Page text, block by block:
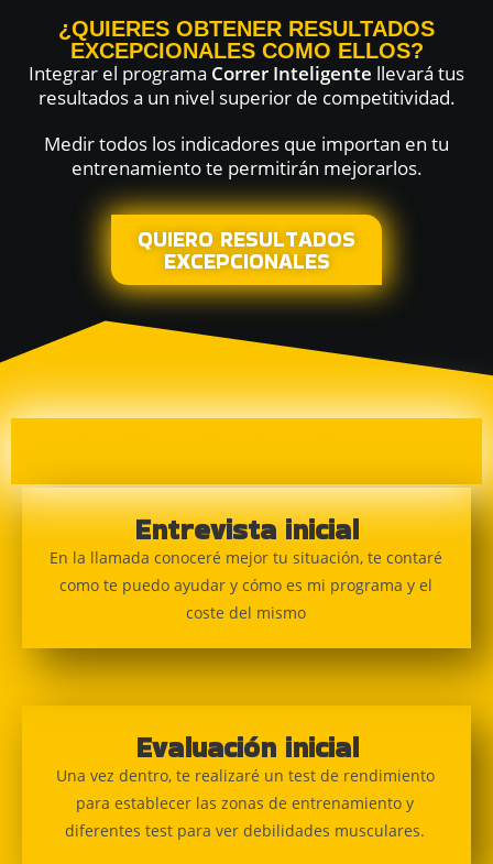
¿QUIERES OBTENER RESULTADOS
EXCEPCIONALES COMO ELLOS?
Integrar el programa Correr Inteligente llevará tus
resultados a un nivel superior de competitividad.
Medir todos los indicadores que importan en tu
entrenamiento te permitirán mejorarlos.
QUIERO RESULTADOS
EXCEPCIONALES
Entrevista inicial
En la llamada conoceré mejor tu situación, te contaré
como te puedo ayudar y cómo es mi programa y el
coste del mismo
Evaluación inicial
Una vez dentro, te realizaré un test de rendimiento
para establecer las zonas de entrenamiento y
diferentes test para ver debilidades musculares.